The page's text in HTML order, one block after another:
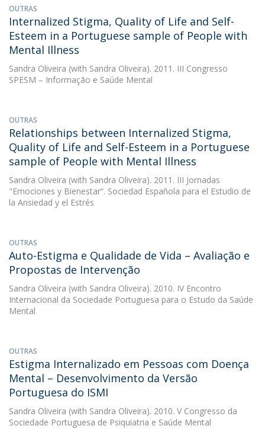
OUTRAS
Internalized Stigma, Quality of Life and Self-
Esteem in a Portuguese sample of People with
Mental Illness
Sandra Oliveira (with Sandra Oliveira). 2011. III Congresso
SPESM – Informação e Saúde Mental
OUTRAS
Relationships between Internalized Stigma,
Quality of Life and Self-Esteem in a Portuguese
sample of People with Mental Illness
Sandra Oliveira (with Sandra Oliveira). 2011. III Jornadas
"Emociones y Bienestar“. Sociedad Española para el Estudio de
la Ansiedad y el Estrés
OUTRAS
Auto-Estigma e Qualidade de Vida – Avaliação e
Propostas de Intervenção
Sandra Oliveira (with Sandra Oliveira). 2010. IV Encontro
Internacional da Sociedade Portuguesa para o Estudo da Saúde
Mental
OUTRAS
Estigma Internalizado em Pessoas com Doença
Mental – Desenvolvimento da Versão
Portuguesa do ISMI
Sandra Oliveira (with Sandra Oliveira). 2010. V Congresso da
Sociedade Portuguesa de Psiquiatria e Saúde Mental